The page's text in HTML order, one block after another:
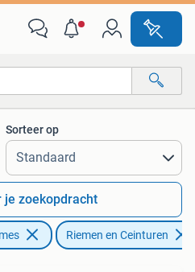
Sorteer op
je zoekopdracht
Riemen en Ceinturen